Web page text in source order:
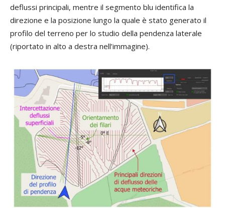
deflussi principali, mentre il segmento blu identifica la
direzione e la posizione lungo la quale è stato generato il
profilo del terreno per lo studio della pendenza laterale
(riportato in alto a destra nell’immagine).